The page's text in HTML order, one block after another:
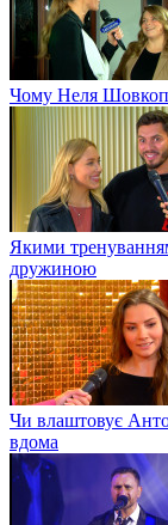
Чому Неля
Якими
дружиною
Чи влаштовує
вдома